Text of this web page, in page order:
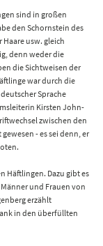
sind in großen
den Schornstein des
usw. gleich
denn weder die
die Sichtweisen der
war durch die
Sprache
Kirsten John-
zwischen den
- es sei denn, er
Häftlingen. Dazu gibt es
und Frauen von
erzählt
in den überfüllten